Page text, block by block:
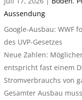
Aussendung
Google-Ausbau: WWF
des UVP-Gesetzes
Neue Zahlen:
entspricht fast einem
Stromverbrauchs von
Gesamter Ausbau